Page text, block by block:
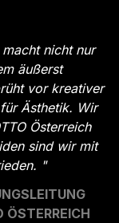
nicht nur
äußerst
vor kreativer
Ästhetik. Wir
Österreich
sind wir mit
"